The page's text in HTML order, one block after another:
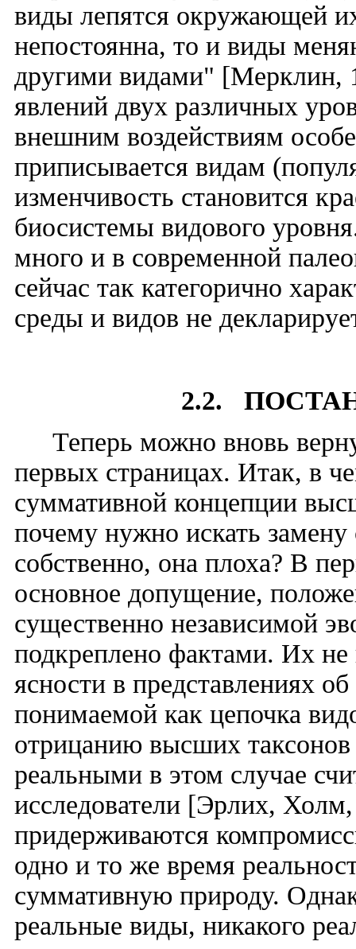
виды лепятся окружающей
непостоянна, то и виды
другими видами" [Мерклин,
явлений двух различных
внешним воздействиям
приписывается видам
изменчивость становится
биосистемы видового
много и в современной
сейчас так категорично
среды и видов не
2.2.
Теперь можно вновь
первых страницах. Итак, в
суммативной концепции
почему нужно искать
собственно, она плоха? В
основное допущение,
существенно независимой
подкреплено фактами. Их не
ясности в представлениях
понимаемой как цепочка
отрицанию высших таксонов
реальными в этом случае
исследователи [Эрлих,
придерживаются
одно и то же время
суммативную природу.
реальные виды, никакого